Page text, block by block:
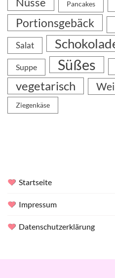
Pancakes
Portionsgebäck
Salat
Suppe Süßes
vegetarisch
Ziegenkäse
Startseite
Impressum
Datenschutzerklärung